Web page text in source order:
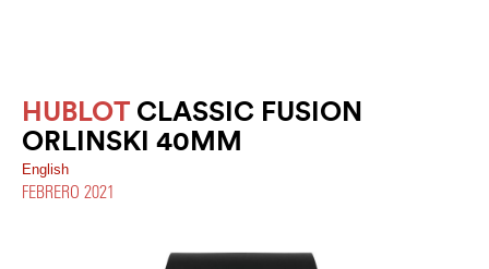
HUBLOT CLASSIC FUSION
ORLINSKI 40MM
English
FEBRERO 2021